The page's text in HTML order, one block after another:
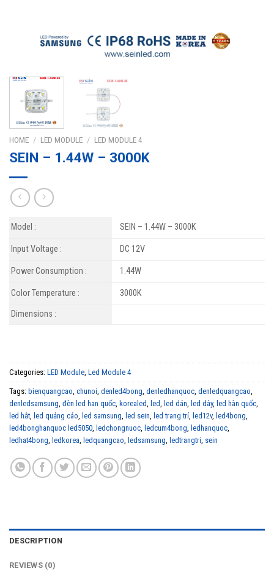
HOME / LED MODULE / LED MODULE 4
SEIN – 1.44W – 3000K
Model : SEIN – 1.44W – 3000K
Input Voltage : DC 12V
Power Consumption : 1.44W
Color Temperature :
3000K
Dimensions :
Categories: LED Module, Led Module 4
Tags: bienquangcao, chunoi, denled4bong, denledhanquoc, denledquangcao,
denledsamsung, đèn led han quốc, korealed, led, led dán, led dây, led hàn quốc,
led hắt, led quảng cáo, led samsung, led sein, led trang trí, led12v, led4bong,
led4bonghanquoc led5050, ledchongnuoc, ledcum4bong, ledhanquoc,
ledhat4bong, ledkorea, ledquangcao, ledsamsung, ledtrangtri, sein
DESCRIPTION
REVIEWS (0)